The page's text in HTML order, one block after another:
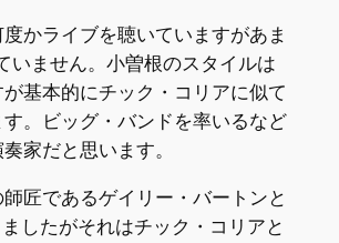
かライブを聴いていますがあま
いません。小曽根のスタイルは
基本的にチック・コリアに似て
。ビッグ・バンドを率いるなど
家だと思います。
匠であるゲイリー・バートンと
したがそれはチック・コリアと